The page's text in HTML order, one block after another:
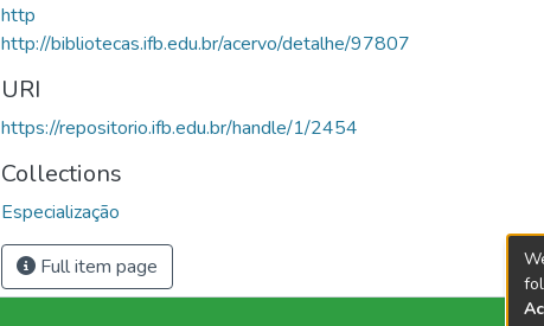
http
http://bibliotecas.ifb.edu.br/acervo/detalhe/97807
URI
https://repositorio.ifb.edu.br/handle/1/2454
Collections
Especialização
Full item page